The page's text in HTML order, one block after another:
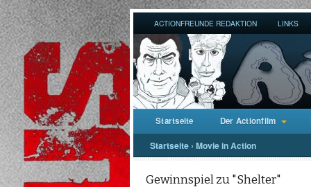
ACTIONFREUNDE REDAKTION LINKS
Startseite Der Actionfilm
Startseite › Movie in Action
Gewinnspiel zu "Shelter"